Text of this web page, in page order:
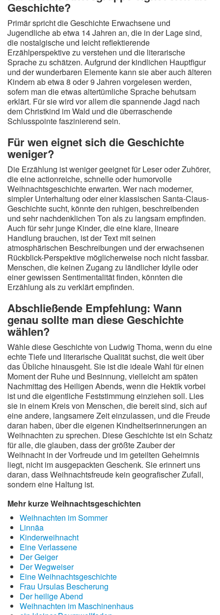
Geschichte?
Primär spricht die Geschichte Erwachsene und
Jugendliche ab etwa 14 Jahren an, die in der Lage sind,
die nostalgische und leicht reflektierende
Erzählperspektive zu verstehen und die literarische
Sprache zu schätzen. Aufgrund der kindlichen Hauptfigur
und der wunderbaren Elemente kann sie aber auch älteren
Kindern ab etwa 8 oder 9 Jahren vorgelesen werden,
sofern man die etwas altertümliche Sprache behutsam
erklärt. Für sie wird vor allem die spannende Jagd nach
dem Christkind im Wald und die überraschende
Schlusspointe faszinierend sein.
Für wen eignet sich die Geschichte
weniger?
Die Erzählung ist weniger geeignet für Leser oder Zuhörer,
die eine actionreiche, schnelle oder humorvolle
Weihnachtsgeschichte erwarten. Wer nach moderner,
simpler Unterhaltung oder einer klassischen Santa-Claus-
Geschichte sucht, könnte den ruhigen, beschreibenden
und sehr nachdenklichen Ton als zu langsam empfinden.
Auch für sehr junge Kinder, die eine klare, lineare
Handlung brauchen, ist der Text mit seinen
atmosphärischen Beschreibungen und der erwachsenen
Rückblick-Perspektive möglicherweise noch nicht fassbar.
Menschen, die keinen Zugang zu ländlicher Idylle oder
einer gewissen Sentimentalität finden, könnten die
Erzählung als zu verklärt empfinden.
Abschließende Empfehlung: Wann
genau sollte man diese Geschichte
wählen?
Wähle diese Geschichte von Ludwig Thoma, wenn du eine
echte Tiefe und literarische Qualität suchst, die weit über
das Übliche hinausgeht. Sie ist die ideale Wahl für einen
Moment der Ruhe und Besinnung, vielleicht am späten
Nachmittag des Heiligen Abends, wenn die Hektik vorbei
ist und die eigentliche Feststimmung einziehen soll. Lies
sie in einem Kreis von Menschen, die bereit sind, sich auf
eine andere, langsamere Zeit einzulassen, und die Freude
daran haben, über die eigenen Kindheitserinnerungen an
Weihnachten zu sprechen. Diese Geschichte ist ein Schatz
für alle, die glauben, dass der größte Zauber der
Weihnacht in der Vorfreude und im geteilten Geheimnis
liegt, nicht im ausgepackten Geschenk. Sie erinnert uns
daran, dass Weihnachtsfreude kein geografischer Zufall,
sondern eine Haltung ist.
Mehr kurze Weihnachtsgeschichten
Weihnachten im Sommer
Linnäa
Kinderweihnacht
Eine Verlassene
Der Geiger
Der Wegweiser
Eine Weihnachtsgeschichte
Frau Ursulas Bescherung
Der heilige Abend
Weihnachten im Maschinenhaus